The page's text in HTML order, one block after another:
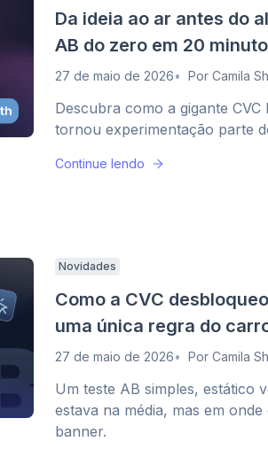
Da ideia ao ar antes do
AB do zero em 20
27 de maio de 2026 Por Camila
Descubra como a gigante
tornou experimentação parte
Continue lendo
Novidades
Como a CVC
uma única regra do
27 de maio de 2026 Por Camila
Um teste AB simples, estático
estava na média, mas em
banner.